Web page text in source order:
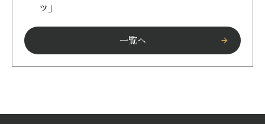
ツ」
一覧へ arrow_forward